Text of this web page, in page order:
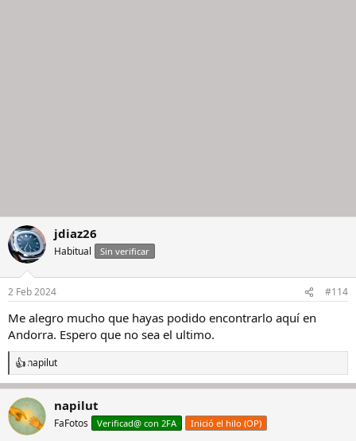
jdiaz26
Habitual Sin verificar
2 Feb 2024 #114
Me alegro mucho que hayas podido encontrarlo aquí en
Andorra. Espero que no sea el ultimo.
R
e
c
c
i
napilut
napilut
FaFotos Verificad@ con 2FA Inició el hilo (OP)